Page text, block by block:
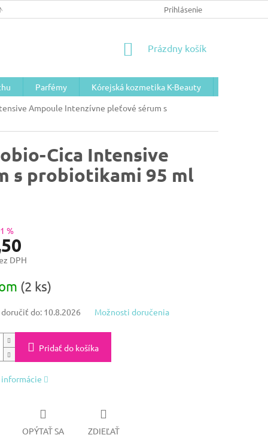
PODMIENKY/GDPR Prihlásenie
NÁKUPNÝ
Prázdny košík
Parfémy Kórejská kozmetika K-Beauty
Ampoule Intenzívne pleťové sérum s
Cica Intensive
s probiotikami 95 ml
%
DPH
(2 ks)
do: 10.8.2026 Možnosti doručenia
Pridať do košíka
OPÝTAŤ SA ZDIEĽAŤ